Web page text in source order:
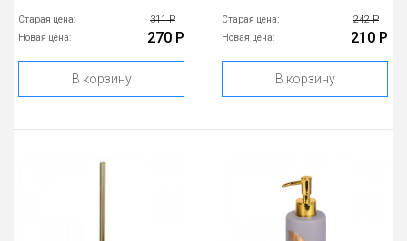
Старая цена: 311 Р
Новая цена: 270 Р
В корзину
Старая цена: 242 Р
Новая цена: 210 Р
В корзину